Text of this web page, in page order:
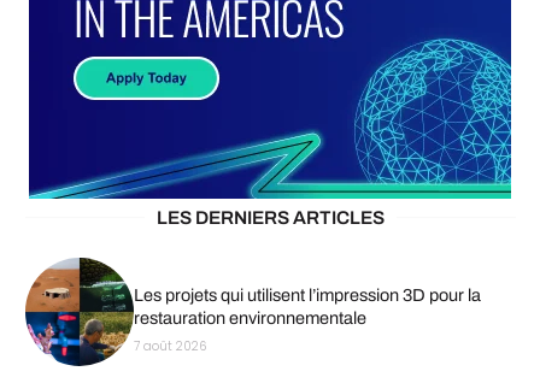
LES DERNIERS ARTICLES
Les projets qui utilisent l’impression 3D pour la
restauration environnementale
7 août 2026